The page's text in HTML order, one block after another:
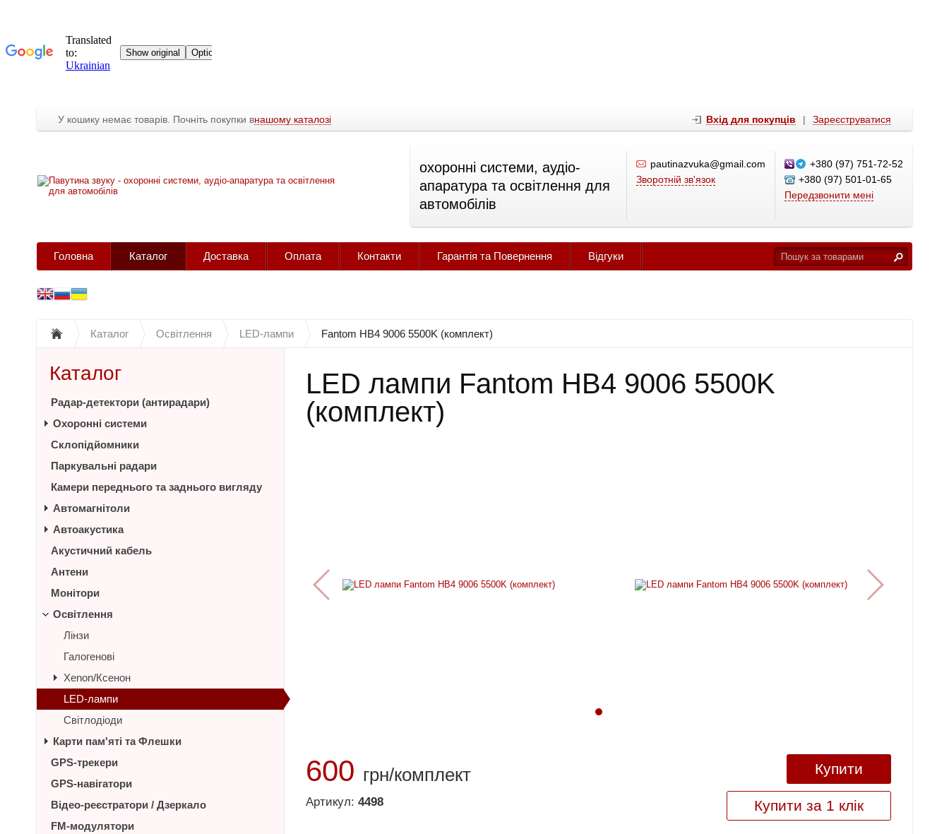
У кошику немає товарів. Почніть покупки внашому каталозі Вхід для покупців | Зареєструватися
охоронні системи, аудіо-
апаратура та освітлення для
автомобілів
pautinazvuka@gmail.com
Зворотній зв'язок
+380 (97) 751-72-52
+380 (97) 501-01-65
Передзвонити мені
Головна Каталог Доставка Оплата Контакти Гарантія та Повернення Відгуки
Каталог Освітлення LED-лампи Fantom HB4 9006 5500K (комплект)
LED лампи Fantom HB4 9006 5500K
(комплект)
600 грн/комплект
Артикул: 4498
Купити
Купити за 1 клік
Каталог
Радар-детектори (антирадари)
Охоронні системи
Склопідйомники
Паркувальні радари
Камери переднього та заднього вигляду
Автомагнітоли
Автоакустика
Акустичний кабель
Антени
Монітори
Освітлення
Лінзи
Галогенові
Xenon/Ксенон
LED-лампи
Світлодіоди
Карти пам'яті та Флешки
GPS-трекери
GPS-навігатори
Відео-реєстратори / Дзеркало
FM-модулятори